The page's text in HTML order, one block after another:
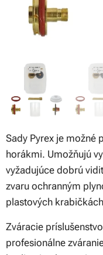
Sady Pyrex je možné
horákmi. Umožňujú
vyžadujúce dobrú
zvaru ochranným
plastových
Zváracie
profesionálne